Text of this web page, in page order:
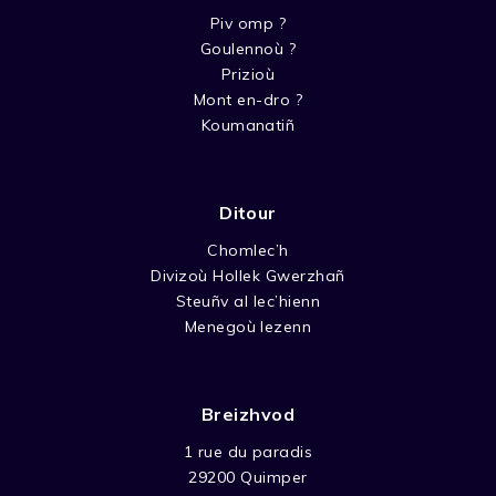
Piv omp ?
Goulennoù ?
Prizioù
Mont en-dro ?
Koumanatiñ
Ditour
Chomlec’h
Divizoù Hollek Gwerzhañ
Steuñv al lec’hienn
Menegoù lezenn
Breizhvod
1 rue du paradis
29200 Quimper